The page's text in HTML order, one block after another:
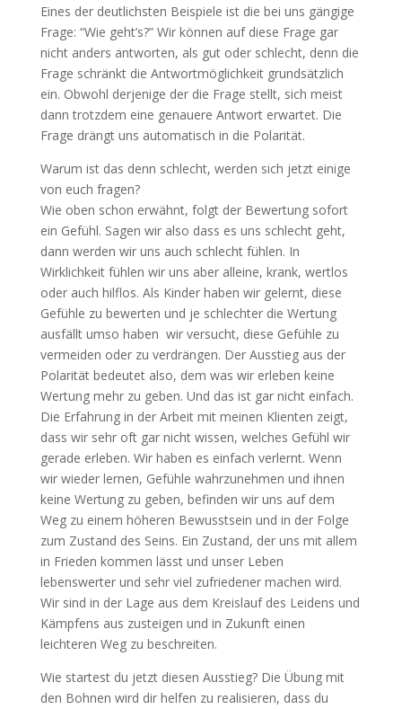
Eines der deutlichsten Beispiele ist die bei uns gängige
Frage: “Wie geht’s?” Wir können auf diese Frage gar
nicht anders antworten, als gut oder schlecht, denn die
Frage schränkt die Antwortmöglichkeit grundsätzlich
ein. Obwohl derjenige der die Frage stellt, sich meist
dann trotzdem eine genauere Antwort erwartet. Die
Frage drängt uns automatisch in die Polarität.
Warum ist das denn schlecht, werden sich jetzt einige
von euch fragen?
Wie oben schon erwähnt, folgt der Bewertung sofort
ein Gefühl. Sagen wir also dass es uns schlecht geht,
dann werden wir uns auch schlecht fühlen. In
Wirklichkeit fühlen wir uns aber alleine, krank, wertlos
oder auch hilflos. Als Kinder haben wir gelernt, diese
Gefühle zu bewerten und je schlechter die Wertung
ausfällt umso haben wir versucht, diese Gefühle zu
vermeiden oder zu verdrängen. Der Ausstieg aus der
Polarität bedeutet also, dem was wir erleben keine
Wertung mehr zu geben. Und das ist gar nicht einfach.
Die Erfahrung in der Arbeit mit meinen Klienten zeigt,
dass wir sehr oft gar nicht wissen, welches Gefühl wir
gerade erleben. Wir haben es einfach verlernt. Wenn
wir wieder lernen, Gefühle wahrzunehmen und ihnen
keine Wertung zu geben, befinden wir uns auf dem
Weg zu einem höheren Bewusstsein und in der Folge
zum Zustand des Seins. Ein Zustand, der uns mit allem
in Frieden kommen lässt und unser Leben
lebenswerter und sehr viel zufriedener machen wird.
Wir sind in der Lage aus dem Kreislauf des Leidens und
Kämpfens aus zusteigen und in Zukunft einen
leichteren Weg zu beschreiten.
Wie startest du jetzt diesen Ausstieg? Die Übung mit
den Bohnen wird dir helfen zu realisieren, dass du